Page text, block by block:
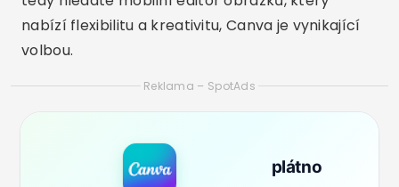
nabízí flexibilitu a kreativitu, Canva je vynikající
volbou.
Reklama – SpotAds
plátno